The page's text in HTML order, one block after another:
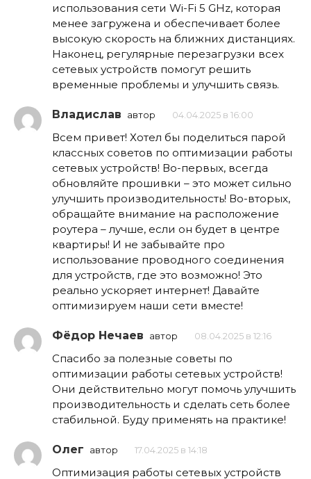
использования сети Wi-Fi 5 GHz, которая
менее загружена и обеспечивает более
высокую скорость на ближних дистанциях.
Наконец, регулярные перезагрузки всех
сетевых устройств помогут решить
временные проблемы и улучшить связь.
Владислав автор 04.04.2025 в 16:00
Всем привет! Хотел бы поделиться парой
классных советов по оптимизации работы
сетевых устройств! Во-первых, всегда
обновляйте прошивки – это может сильно
улучшить производительность! Во-вторых,
обращайте внимание на расположение
роутера – лучше, если он будет в центре
квартиры! И не забывайте про
использование проводного соединения
для устройств, где это возможно! Это
реально ускоряет интернет! Давайте
оптимизируем наши сети вместе!
Фёдор Нечаев автор 08.04.2025 в 12:16
Спасибо за полезные советы по
оптимизации работы сетевых устройств!
Они действительно могут помочь улучшить
производительность и сделать сеть более
стабильной. Буду применять на практике!
Олег автор 17.04.2025 в 14:18
Оптимизация работы сетевых устройств